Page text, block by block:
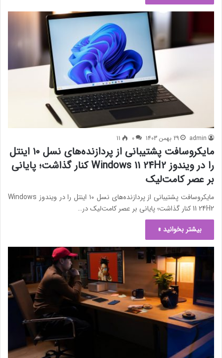
admin 29 بهمن 1403 0
11
مایکروسافت پشتیبانی از پردازنده‌های نسل ۱۰ اینتل
را در ویندوز Windows 11 24H2 کنار گذاشت؛ پایانی
بر عصر کامت‌لیک
مایکروسافت پشتیبانی از پردازنده‌های نسل ۱۰ اینتل را در ویندوز Windows
11 24H2 کنار گذاشت؛ پایانی بر عصر کامت‌لیک در…
بیشتر بخوانید »